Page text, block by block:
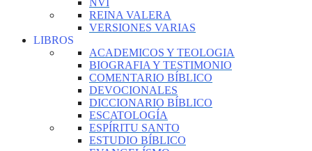
NVI
REINA VALERA
VERSIONES VARIAS
LIBROS
ACADEMICOS Y TEOLOGIA
BIOGRAFIA Y TESTIMONIO
COMENTARIO BÍBLICO
DEVOCIONALES
DICCIONARIO BÍBLICO
ESCATOLOGÍA
ESPÍRITU SANTO
ESTUDIO BÍBLICO